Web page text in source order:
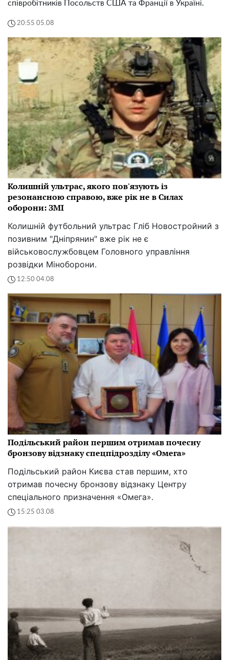
співробітників Посольств США та Франції в Україні.
20:55 05.08
Колишній ультрас, якого пов'язують із
резонансною справою, вже рік не в Силах
оборони: ЗМІ
Колишній футбольний ультрас Гліб Новостройний з
позивним "Дніпрянин" вже рік не є
військовослужбовцем Головного управління
розвідки Міноборони.
12:50 04.08
Подільський район першим отримав почесну
бронзову відзнаку спецпідрозділу «Омега»
Подільський район Києва став першим, хто
отримав почесну бронзову відзнаку Центру
спеціального призначення «Омега».
15:25 03.08